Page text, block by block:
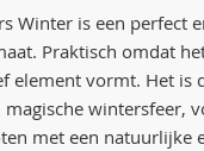
Winter is een
Praktisch omdat
element vormt. Het
met een